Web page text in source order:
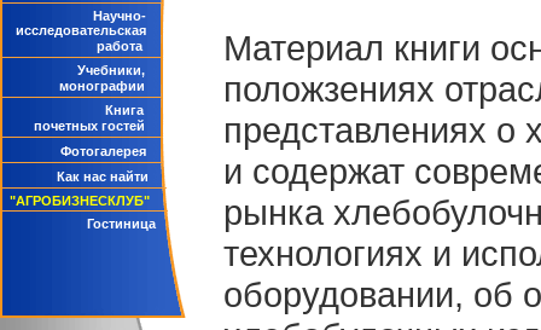
Научно-
исследовательская
работа
Учебники,
монографии
Книга
почетных гостей
Фотогалерея
Как нас найти
"АГРОБИЗНЕСКЛУБ"
Гостиница
Материал книги
положзениях
представлениях о
и содержат
рынка
технологиях и
оборудовании, об